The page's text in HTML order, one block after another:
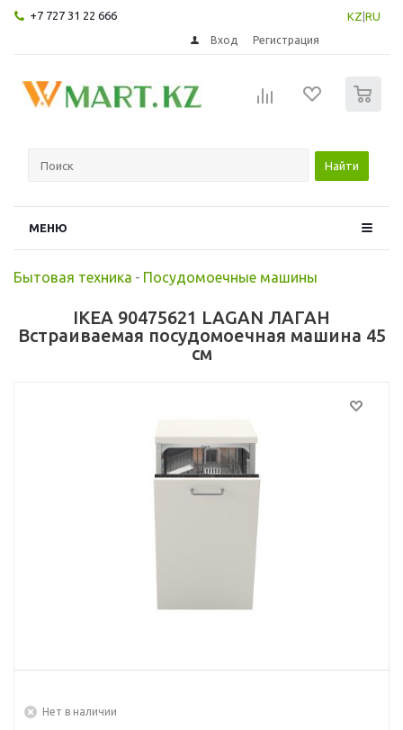
+7 727 31 22 666 KZ RU
Вход Регистрация
Найти
МЕНЮ
Бытовая техника - Посудомоечные машины
IKEA 90475621 LAGAN ЛАГАН
Встраиваемая посудомоечная машина 45
см
Нет в наличии